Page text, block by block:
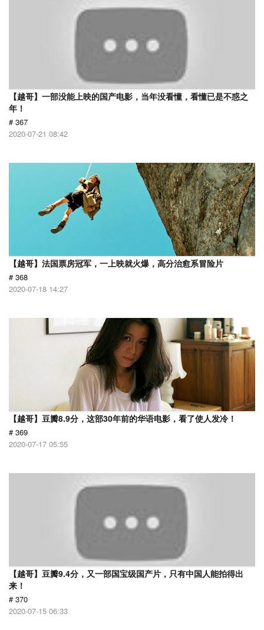
【越哥】一部没能上映的国产电影，当年没看懂，看懂已是不惑之
年！
# 367
2020-07-21 08:42
【越哥】法国票房冠军，一上映就火爆，高分治愈系冒险片
# 368
2020-07-18 14:27
【越哥】豆瓣8.9分，这部30年前的华语电影，看了使人发冷！
# 369
2020-07-17 05:55
【越哥】豆瓣9.4分，又一部国宝级国产片，只有中国人能拍得出
来！
# 370
2020-07-15 06:33